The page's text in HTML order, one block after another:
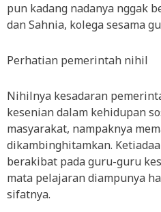
pun kadang nadanya nggak
dan Sahnia, kolega sesama
Perhatian pemerintah nihil
Nihilnya kesadaran
kesenian dalam kehidupan
masyarakat, nampaknya
dikambinghitamkan.
berakibat pada guru-guru
mata pelajaran diampunya
sifatnya.